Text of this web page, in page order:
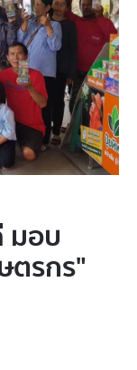
มอบ
ตรกร"